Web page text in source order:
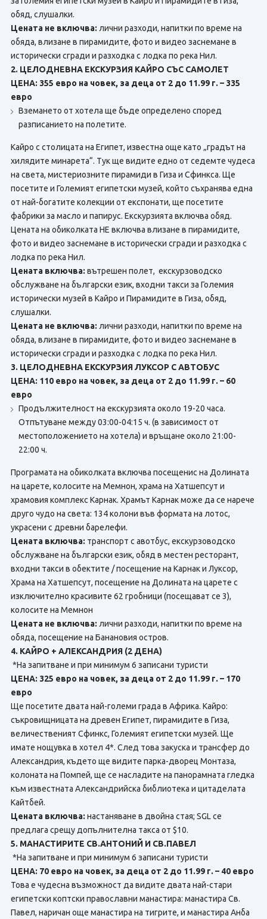
обяд, слушалки.
Цената не включва: лични разходи, напитки по време на
обяда, влизане в пирамидите, фото и видео заснемане в
исторически сгради и разходка с лодка по река Нил.
2. ЦЕЛОДНЕВНА ЕКСКУРЗИЯ КАЙРО СЪС САМОЛЕТ
ЦЕНА: 355 евро на човек, за деца от 2 до 11.99 г. – 335
евро
Вземането от хотела ще бъде определено според
разписанието на полетите.
Кайро с столицата на Египет, известна още като „градът на
хилядите минарета“. Тук ще видите едно от седемте чудеса
на света, мистериозните пирамиди в Гиза и Сфинкса. Ще
посетите и Големият египетски музей, който съхранява една
от най-богатите колекции от експонати, ще посетите
фабрики за масло и папирус. Екскурзията включва обяд.
Цената на обиколката НЕ включва влизане в пирамидите,
фото и видео заснемане в исторически сгради и разходка с
лодка по река Нил.
Цената включва: вътрешен полет, екскурзоводско
обслужване на български език, входни такси за Големия
исторически музей в Кайро и Пирамидите в Гиза, обяд,
слушалки.
Цената не включва: лични разходи, напитки по време на
обяда, влизане в пирамидите, фото и видео заснемане в
исторически сгради и разходка с лодка по река Нил.
3. ЦЕЛОДНЕВНА ЕКСКУРЗИЯ ЛУКСОР С АВТОБУС
ЦЕНА: 110 евро на човек, за деца от 2 до 11.99 г. – 60
евро
Продължителност на екскурзията около 19-20 часа.
Отпътуване между 03:00-04:15 ч. (в зависимост от
местоположението на хотела) и връщане около 21:00-
22:00 ч.
Програмата на обиколката включва посещенис на Долината
на царете, колосите на Мемнон, храма на Хатшепсут и
храмовия комплекс Карнак. Храмът Карнак може да се нарече
друго чудо на света: 134 колони във формата на лотос,
украсени с древни барелефи.
Цената включва: транспорт с авотбус, екскурзоводско
обслужване на български език, обяд в местен ресторант,
входни такси в обектите / посещение на Карнак и Луксор,
Храма на Хатшепсут, посещение на Долината на царете с
изключително красивите 62 гробници (посещават се 3),
колосите на Мемнон
Цената не включва: лични разходи, напитки по време на
обяда, посещение на Банановия остров.
4. КАЙРО + АЛЕКСАНДРИЯ (2 ДЕНА)
*На запитване и при минимум 6 записани туристи
ЦЕНА: 325 евро на човек, за деца от 2 до 11.99 г. – 170
евро
Ще посетите двата най-големи града в Африка. Кайро:
съкровищницата на древен Египет, пирамидите в Гиза,
величественият Сфинкс, Големият египетски музей. Ще
имате нощувка в хотел 4*. След това закуска и трансфер до
Александрия, където ще видите парка-дворец Монтаза,
колоната на Помпей, ще се насладите на панорамната гледка
към известната Александрийска библиотека и цитаделата
Кайтбей.
Цената включва: настаняване в двойна стая; SGL се
предлага срещу допълнителна такса от $10.
5. МАНАСТИРИТЕ СВ.АНТОНИЙ И СВ.ПАВЕЛ
*На запитване и при минимум 6 записани туристи
ЦЕНА: 70 евро на човек, за деца от 2 до 11.99 г. – 40 евро
Това е чудесна възможност да видите двата най-стари
египетски коптски православни манастира: манастира Св.
Павел, наричан още манастира на тигрите, и манастира Анба